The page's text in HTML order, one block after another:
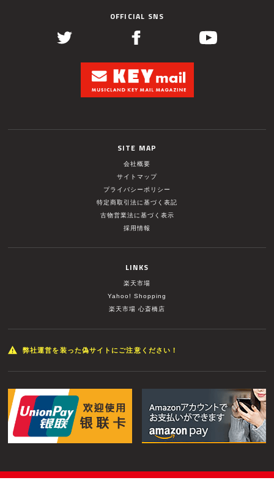
OFFICIAL SNS
SITE MAP
会社概要
サイトマップ
プライバシーポリシー
特定商取引法に基づく表記
古物営業法に基づく表示
採用情報
LINKS
楽天市場
Yahoo! Shopping
楽天市場 心斎橋店
弊社運営を装った偽サイトにご注意ください！